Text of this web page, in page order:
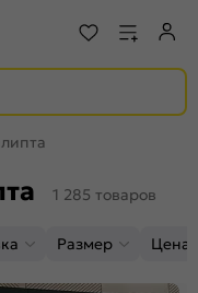
1 285 товаров
Размер Цена,